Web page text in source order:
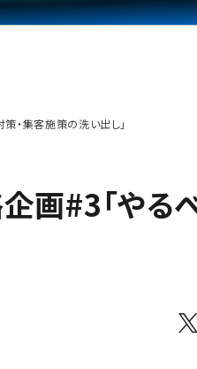
・集客施策の洗い出し」
画#3「やる